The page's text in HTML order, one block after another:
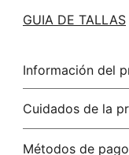
GUIA DE TALLAS
Información del
Cuidados de la
Métodos de pago